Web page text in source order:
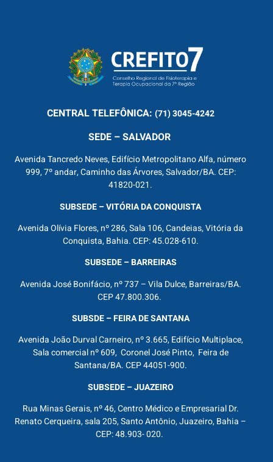
CENTRALTELEFÔNICA: (71) 3045-4242
SEDE – SALVADOR
Avenida Tancredo Neves, Edifício Metropolitano Alfa, número
999, 7º andar, Caminho das Árvores, Salvador/BA. CEP:
41820-021.
SUBSEDE – VITÓRIA DA CONQUISTA
Avenida Olívia Flores, nº 286, Sala 106, Candeias, Vitória da
Conquista, Bahia. CEP: 45.028-610.
SUBSEDE – BARREIRAS
Avenida José Bonifácio, nº 737 – Vila Dulce, Barreiras/BA.
CEP 47.800.306.
SUBSDE – FEIRA DE SANTANA
Avenida João Durval Carneiro, nº 3.665, Edifício Multiplace,
Sala comercial nº 609, Coronel José Pinto, Feira de
Santana/BA. CEP 44051-900.
SUBSEDE – JUAZEIRO
Rua Minas Gerais, nº 46, Centro Médico e Empresarial Dr.
Renato Cerqueira, sala 205, Santo Antônio, Juazeiro, Bahia –
CEP: 48.903- 020.